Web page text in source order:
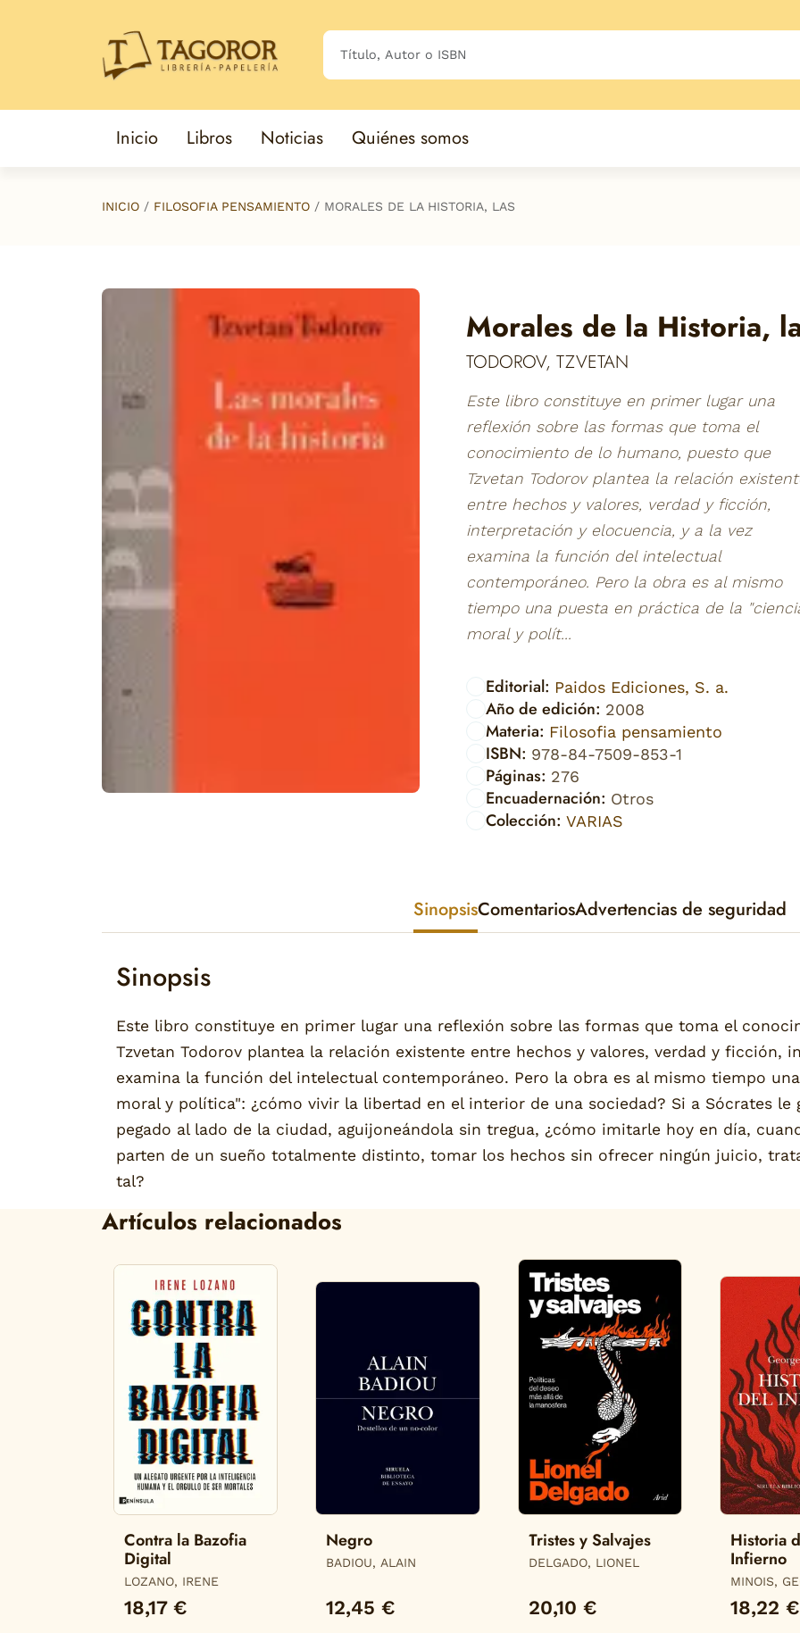
Inicio Libros Noticias Quiénes somos
INICIO FILOSOFIA PENSAMIENTO MORALES DE LA HISTORIA, LAS
Morales de la Historia,
TODOROV, TZVETAN
Este libro constituye en primer lugar una
reflexión sobre las formas que toma el
conocimiento de lo humano, puesto que
Tzvetan Todorov plantea la relación
entre hechos y valores, verdad y ficción,
interpretación y elocuencia, y a la vez
examina la función del intelectual
contemporáneo. Pero la obra es al mismo
tiempo una puesta en práctica de la
moral y polít...
Editorial: Paidos Ediciones, S. a.
Año de edición: 2008
Materia: Filosofia pensamiento
ISBN: 978-84-7509-853-1
Páginas: 276
Encuadernación: Otros
Colección: VARIAS
SinopsisComentariosAdvertencias de seguridad
Sinopsis
Este libro constituye en primer lugar una reflexión sobre las formas que toma el
Tzvetan Todorov plantea la relación existente entre hechos y valores, verdad y ficción,
examina la función del intelectual contemporáneo. Pero la obra es al mismo tiempo
moral y política": ¿cómo vivir la libertad en el interior de una sociedad? Si a Sócrates
pegado al lado de la ciudad, aguijoneándola sin tregua, ¿cómo imitarle hoy en día,
parten de un sueño totalmente distinto, tomar los hechos sin ofrecer ningún juicio,
tal?
Artículos relacionados
Contra la Bazofia
Digital
LOZANO, IRENE
18,17 €
Negro
BADIOU, ALAIN
12,45 €
Tristes y Salvajes
DELGADO, LIONEL
20,10 €
Historia
Infierno
MINOIS,
18,22 €